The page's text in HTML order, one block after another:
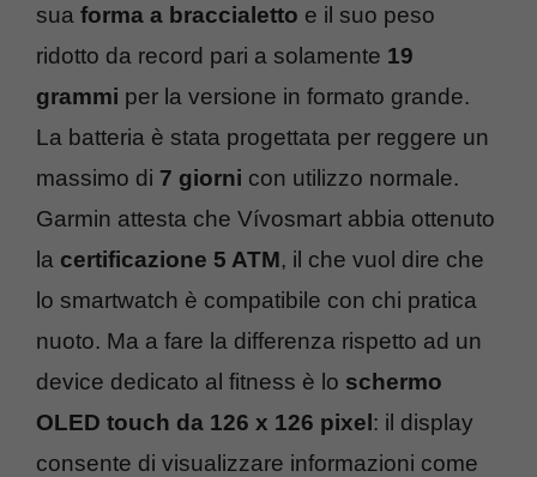
sua forma a braccialetto e il suo peso
ridotto da record pari a solamente 19
grammi per la versione in formato grande.
La batteria è stata progettata per reggere un
massimo di 7 giorni con utilizzo normale.
Garmin attesta che Vívosmart abbia ottenuto
la certificazione 5 ATM, il che vuol dire che
lo smartwatch è compatibile con chi pratica
nuoto. Ma a fare la differenza rispetto ad un
device dedicato al fitness è lo schermo
OLED touch da 126 x 126 pixel: il display
consente di visualizzare informazioni come